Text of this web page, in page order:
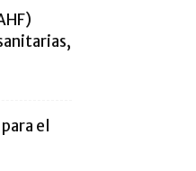
el